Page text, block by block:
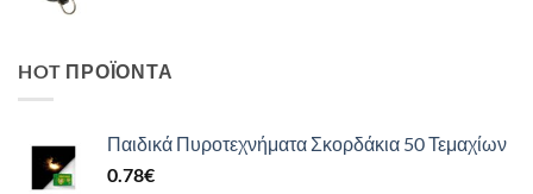
HOT ΠΡΟΪΌΝΤΑ
Παιδικά Πυροτεχνήματα Σκορδάκια 50 Τεμαχίων
0.78€